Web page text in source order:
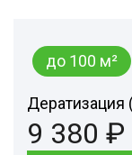
до 100 м²
Дератизация
9 380 ₽